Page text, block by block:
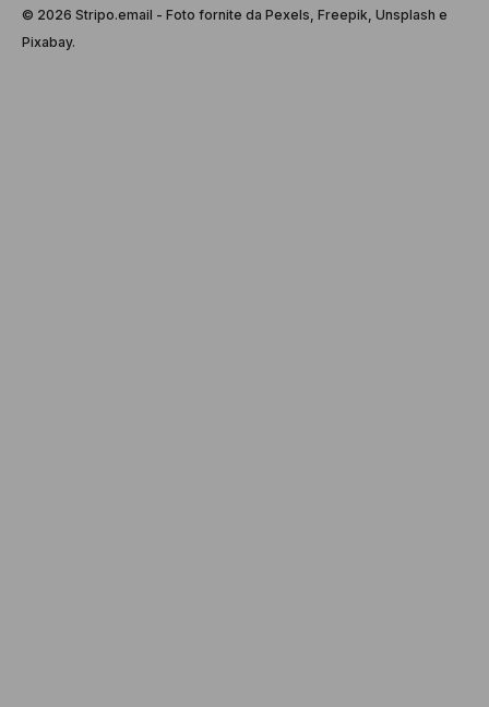
© 2026 Stripо.email - Foto fornite da Pexels, Freepik, Unsplash e
Pixabay.